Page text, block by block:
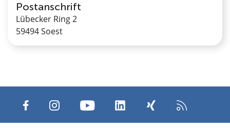
Postanschrift
Lübecker Ring 2
59494 Soest